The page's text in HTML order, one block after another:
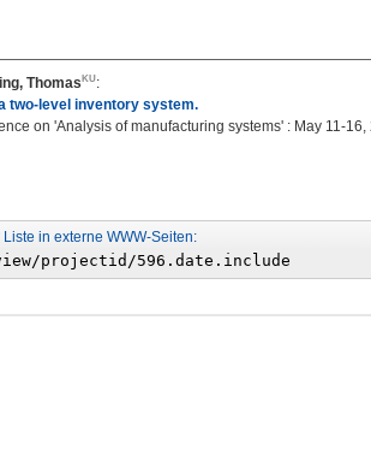
Thomas
:
two-level inventory system.
on 'Analysis of manufacturing systems' : May 11-
in externe WWW-Seiten: